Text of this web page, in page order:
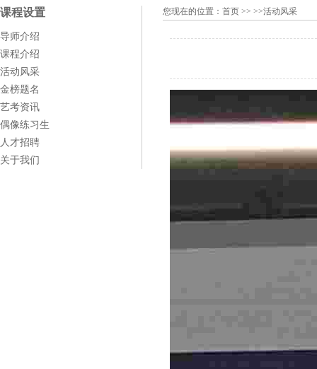
课程设置
导师介绍
课程介绍
活动风采
金榜题名
艺考资讯
偶像练习生
人才招聘
关于我们
您现在的位置： 首页 >> >>活动风采